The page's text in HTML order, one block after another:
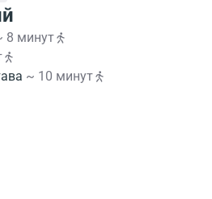
8 минут
~ 10 минут